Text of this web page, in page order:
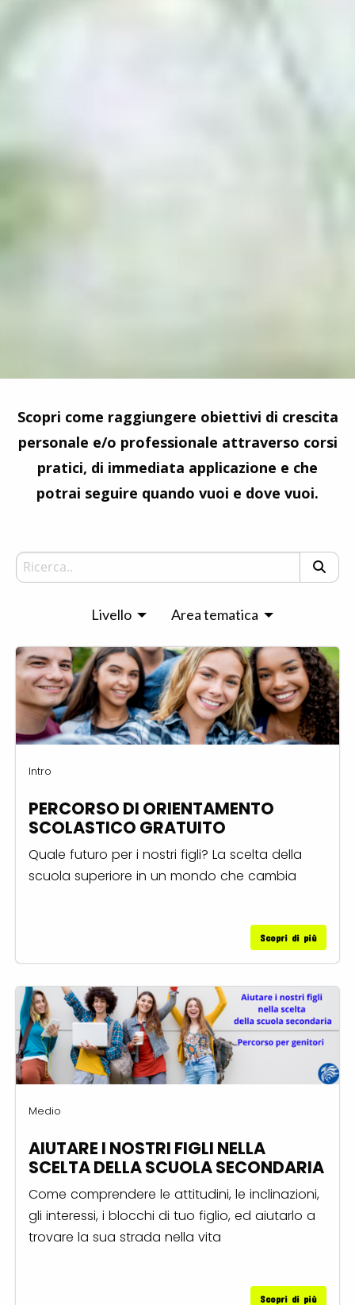
Scopri come raggiungere obiettivi di crescita
personale e/o professionale attraverso corsi
pratici, di immediata applicazione e che
potrai seguire quando vuoi e dove vuoi.
Livello Area tematica
Intro
PERCORSO DI ORIENTAMENTO
SCOLASTICO GRATUITO
Quale futuro per i nostri figli? La scelta della
scuola superiore in un mondo che cambia
Scopri di più
Medio
AIUTARE I NOSTRI FIGLI NELLA
SCELTA DELLA SCUOLA SECONDARIA
Come comprendere le attitudini, le inclinazioni,
gli interessi, i blocchi di tuo figlio, ed aiutarlo a
trovare la sua strada nella vita
Scopri di più